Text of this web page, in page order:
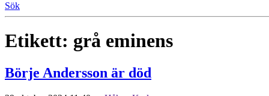
Sök
Etikett: grå eminens
Börje Andersson är död